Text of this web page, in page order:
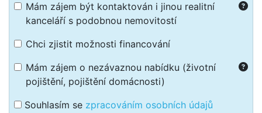
Mám zájem být kontaktován i jinou realitní
kanceláří s podobnou nemovitostí
Chci zjistit možnosti financování
Mám zájem o nezávaznou nabídku (životní
pojištění, pojištění domácnosti)
Souhlasím se zpracováním osobních údajů